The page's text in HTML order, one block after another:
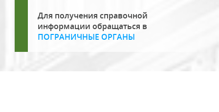
Для получения справочной
информации обращаться в
ПОГРАНИЧНЫЕ ОРГАНЫ